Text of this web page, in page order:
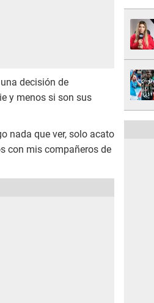
decisión de
y menos si son sus
nada que ver, solo acato
con mis compañeros de